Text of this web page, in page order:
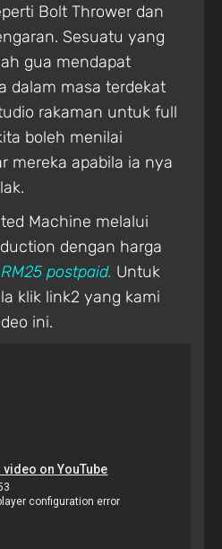
Bolt Thrower dan
Sesuatu yang
gua mendapat
dalam masa terdekat
rakaman untuk full
boleh menilai
mereka apabila ia nya
Machine melalui
dengan harga
postpaid. Untuk
klik link2 yang kami
ini.